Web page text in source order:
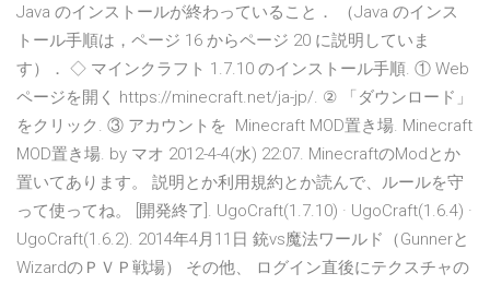
Java のインストールが終わっていること． （Java のインス
トール手順は，ページ 16 からページ 20 に説明していま
す）． ◇ マインクラフト 1.7.10 のインストール手順. ① Web
ページを開く https://minecraft.net/ja-jp/. ② 「ダウンロード」
をクリック. ③ アカウントを Minecraft MOD置き場. Minecraft
MOD置き場. by マオ 2012-4-4(水) 22:07. MinecraftのModとか
置いてあります。 説明とか利用規約とか読んで、ルールを守
って使ってね。 [開発終了]. UgoCraft(1.7.10) · UgoCraft(1.6.4) ·
UgoCraft(1.6.2). 2014年4月11日 銃vs魔法ワールド（Gunnerと
WizardのＰＶＰ戦場） その他、 ログイン直後にテクスチャの